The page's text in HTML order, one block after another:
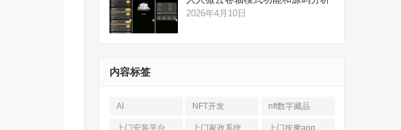
2026年4月10日
内容标签
AI NFT开发 nft数字藏品
上门安装平台 上门家政系统 上门按摩app